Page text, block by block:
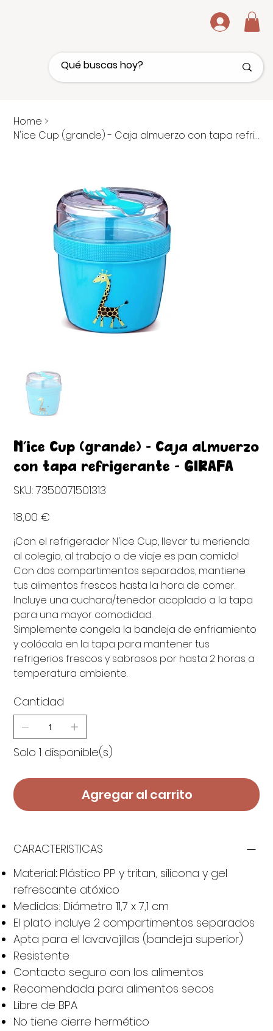
.
Home >
N'ice Cup (grande) - Caja almuerzo con tapa refrigerante - GIRAFA
N'ice Cup (grande) - Caja almuerzo
con tapa refrigerante - GIRAFA
SKU:
7350071501313
7350071501313
18,00 €
¡Con el refrigerador N'ice Cup, llevar tu merienda
al colegio, al trabajo o de viaje es pan comido!
Con dos compartimentos separados, mantiene
tus alimentos frescos hasta la hora de comer.
Incluye una cuchara/tenedor acoplado a la tapa
para una mayor comodidad.
Simplemente congela la bandeja de enfriamiento
y colócala en la tapa para mantener tus
refrigerios frescos y sabrosos por hasta 2 horas a
temperatura ambiente.
Cantidad
Solo 1 disponible(s)
Agregar al carrito
CARACTERISTICAS
Material: Plástico PP y tritan, silicona y gel
refrescante atóxico
Medidas: Diámetro 11,7 x 7,1 cm
El plato incluye 2 compartimentos separados
Apta para el lavavajillas (bandeja superior)
Resistente
Contacto seguro con los alimentos
Recomendada para alimentos secos
Libre de BPA
No tiene cierre hermético